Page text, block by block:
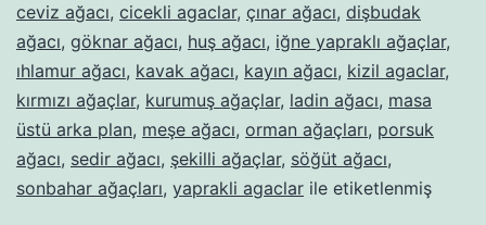
ceviz ağacı, cicekli agaclar, çınar ağacı, dişbudak
ağacı, göknar ağacı, huş ağacı, iğne yapraklı ağaçlar,
ıhlamur ağacı, kavak ağacı, kayın ağacı, kizil agaclar,
kırmızı ağaçlar, kurumuş ağaçlar, ladin ağacı, masa
üstü arka plan, meşe ağacı, orman ağaçları, porsuk
ağacı, sedir ağacı, şekilli ağaçlar, söğüt ağacı,
sonbahar ağaçları, yaprakli agaclar ile etiketlenmiş